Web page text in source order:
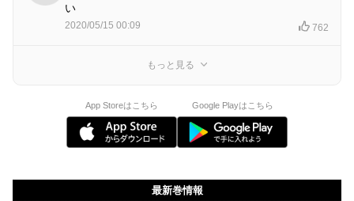
い
2020/05/15 00:09 762
もっと見る
App Storeはこちら Google Playはこちら
最新巻情報